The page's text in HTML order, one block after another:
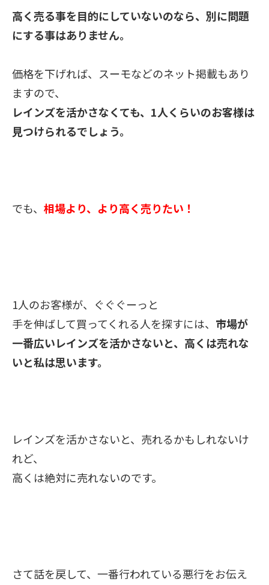
高く売る事を目的にしていないのなら、別に問題
にする事はありません。
価格を下げれば、スーモなどのネット掲載もあり
ますので、
レインズを活かさなくても、1人くらいのお客様は
見つけられるでしょう。
でも、 相場より、より高く売りたい！
1人のお客様が、ぐぐぐーっと
手を伸ばして買ってくれる人を探すには、 市場が
一番広いレインズを活かさないと、高くは売れな
いと私は思います。
レインズを活かさないと、売れるかもしれないけ
れど、
高くは絶対に売れないのです。
さて話を戻して、一番行われている悪行をお伝え